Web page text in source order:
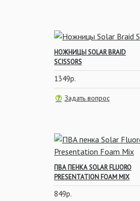
Сигнализаторы поклёвки
Сумки и чехлы
НОЖНИЦЫ SOLAR BRAID
SCISSORS
1349р.
Задать вопрос
ПВА ПЕНКА SOLAR FLUORO
PRESENTATION FOAM MIX
849р.